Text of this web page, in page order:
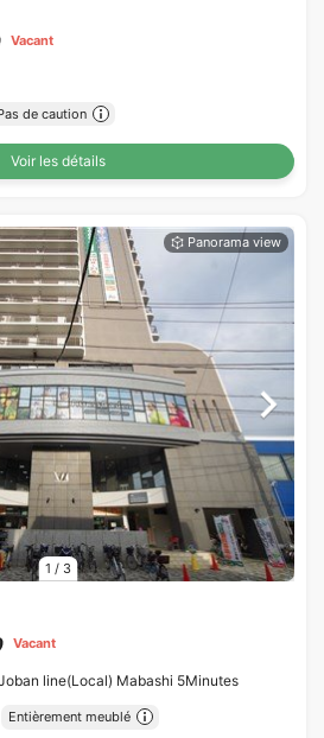
Vacant
de caution
Voir les détails
1 / 3
Vacant
line(Local) Mabashi 5Minutes
Entièrement meublé